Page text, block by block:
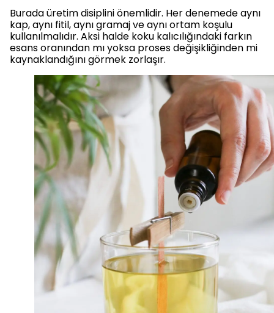
Burada üretim disiplini önemlidir. Her denemede aynı
kap, aynı fitil, aynı gramaj ve aynı ortam koşulu
kullanılmalıdır. Aksi halde koku kalıcılığındaki farkın
esans oranından mı yoksa proses değişikliğinden mi
kaynaklandığını görmek zorlaşır.